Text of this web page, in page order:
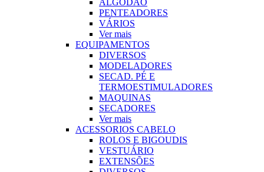
PENTEADORES
VÁRIOS
Ver mais
EQUIPAMENTOS
DIVERSOS
MODELADORES
SECAD. PÉ E
TERMOESTIMULADORES
MAQUINAS
SECADORES
Ver mais
ACESSORIOS CABELO
ROLOS E BIGOUDIS
VESTUÁRIO
EXTENSÕES